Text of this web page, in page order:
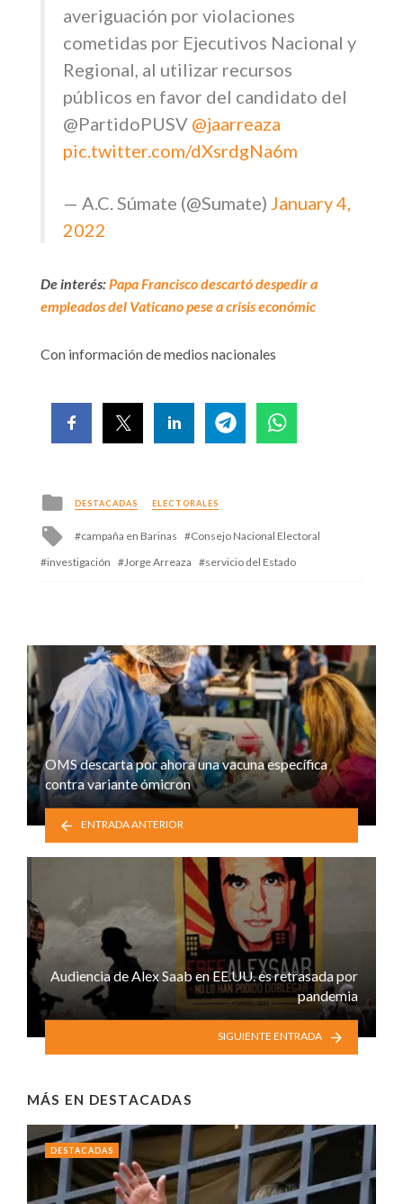
averiguación por violaciones
cometidas por Ejecutivos Nacional y
Regional, al utilizar recursos
públicos en favor del candidato del
@PartidoPUSV @jaarreaza
pic.twitter.com/dXsrdgNa6m
— A.C. Súmate (@Sumate) January 4,
2022
De interés:Papa Francisco descartó despedir a
empleados del Vaticano pese a crisis económic
Con información de medios nacionales
Posted
in
DESTACADAS ELECTORALES
Tagged
campaña en Barinas
Consejo Nacional Electoral
investigación
Jorge Arreaza servicio del Estado
OMS descarta por ahora una vacuna específica
contra variante ómicron
ENTRADA ANTERIOR
Audiencia de Alex Saab en EE.UU. es retrasada por
pandemia
SIGUIENTE ENTRADA
MÁS EN DESTACADAS
DESTACADAS